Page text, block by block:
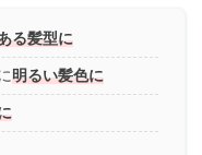
る髪型に
明るい髪色に